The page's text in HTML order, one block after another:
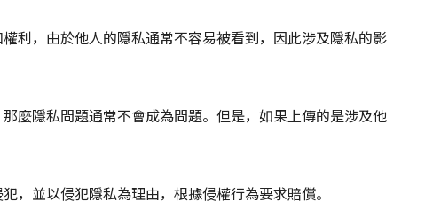
利，由於他人的隱私通常不容易被看到，因此涉及隱私的影
麼隱私問題通常不會成為問題。但是，如果上傳的是涉及他
，並以侵犯隱私為理由，根據侵權行為要求賠償。